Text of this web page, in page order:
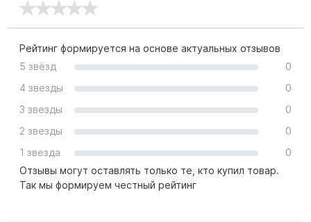
Венки
Скульптуры "Ангел" литиевые
Барельефы
Кресты
Рейтинг формируется на основе актуальных отзывов
5 звёзд
0
4 звезды
0
3 звезды
0
2 звезды
0
1 звезда
0
Отзывы могут оставлять только те, кто купил товар.
Так мы формируем честный рейтинг